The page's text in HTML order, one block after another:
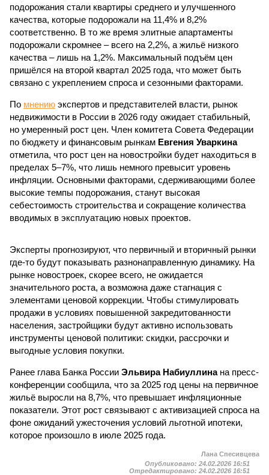
подорожания стали квартиры среднего и улучшенного
качества, которые подорожали на 11,4% и 8,2%
соответственно. В то же время элитные апартаменты
подорожали скромнее – всего на 2,2%, а жильё низкого
качества – лишь на 1,2%. Максимальный подъём цен
пришёлся на второй квартал 2025 года, что может быть
связано с укреплением спроса и сезонными факторами.
По мнению экспертов и представителей власти, рынок
недвижимости в России в 2026 году ожидает стабильный,
но умеренный рост цен. Член комитета Совета Федерации
по бюджету и финансовым рынкам Евгения Уваркина
отметила, что рост цен на новостройки будет находиться в
пределах 5–7%, что лишь немного превысит уровень
инфляции. Основными факторами, сдерживающими более
высокие темпы подорожания, станут высокая
себестоимость строительства и сокращение количества
вводимых в эксплуатацию новых проектов.
Эксперты прогнозируют, что первичный и вторичный рынки
где-то будут показывать разнонаправленную динамику. На
рынке новостроек, скорее всего, не ожидается
значительного роста, а возможна даже стагнация с
элементами ценовой коррекции. Чтобы стимулировать
продажи в условиях повышенной закредитованности
населения, застройщики будут активно использовать
инструменты ценовой политики: скидки, рассрочки и
выгодные условия покупки.
Ранее глава Банка России Эльвира Набиуллинана пресс-
конференции сообщила, что за 2025 год цены на первичное
жильё выросли на 8,7%, что превышает инфляционные
показатели. Этот рост связывают с активизацией спроса на
фоне ожиданий ужесточения условий льготной ипотеки,
которое произошло в июле 2025 года.
Лана Спесивцева
Опубликовано: 24.02.2026 16:51
Отредактировано: 24.02.2026 16:51